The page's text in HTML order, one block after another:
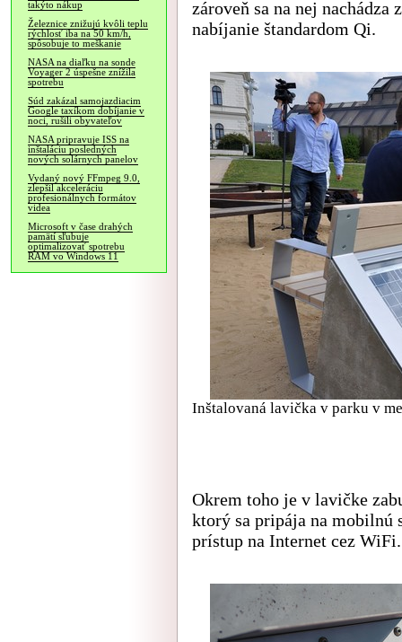
takýto nákup
Železnice znižujú kvôli teplu
rýchlosť iba na 50 km/h,
spôsobuje to meškanie
NASA na diaľku na sonde
Voyager 2 úspešne znížila
spotrebu
Súd zakázal samojazdiacim
Google taxíkom dobíjanie v
noci, rušili obyvateľov
NASA pripravuje ISS na
inštaláciu posledných
nových solárnych panelov
Vydaný nový FFmpeg 9.0,
zlepšil akceleráciu
profesionálnych formátov
videa
Microsoft v čase drahých
pamätí sľubuje
optimalizovať spotrebu
RAM vo Windows 11
zároveň sa na nej nachádza
nabíjanie štandardom Qi.
Inštalovaná lavička v parku v
Okrem toho je v lavičke
ktorý sa pripája na
prístup na Internet cez WiFi.